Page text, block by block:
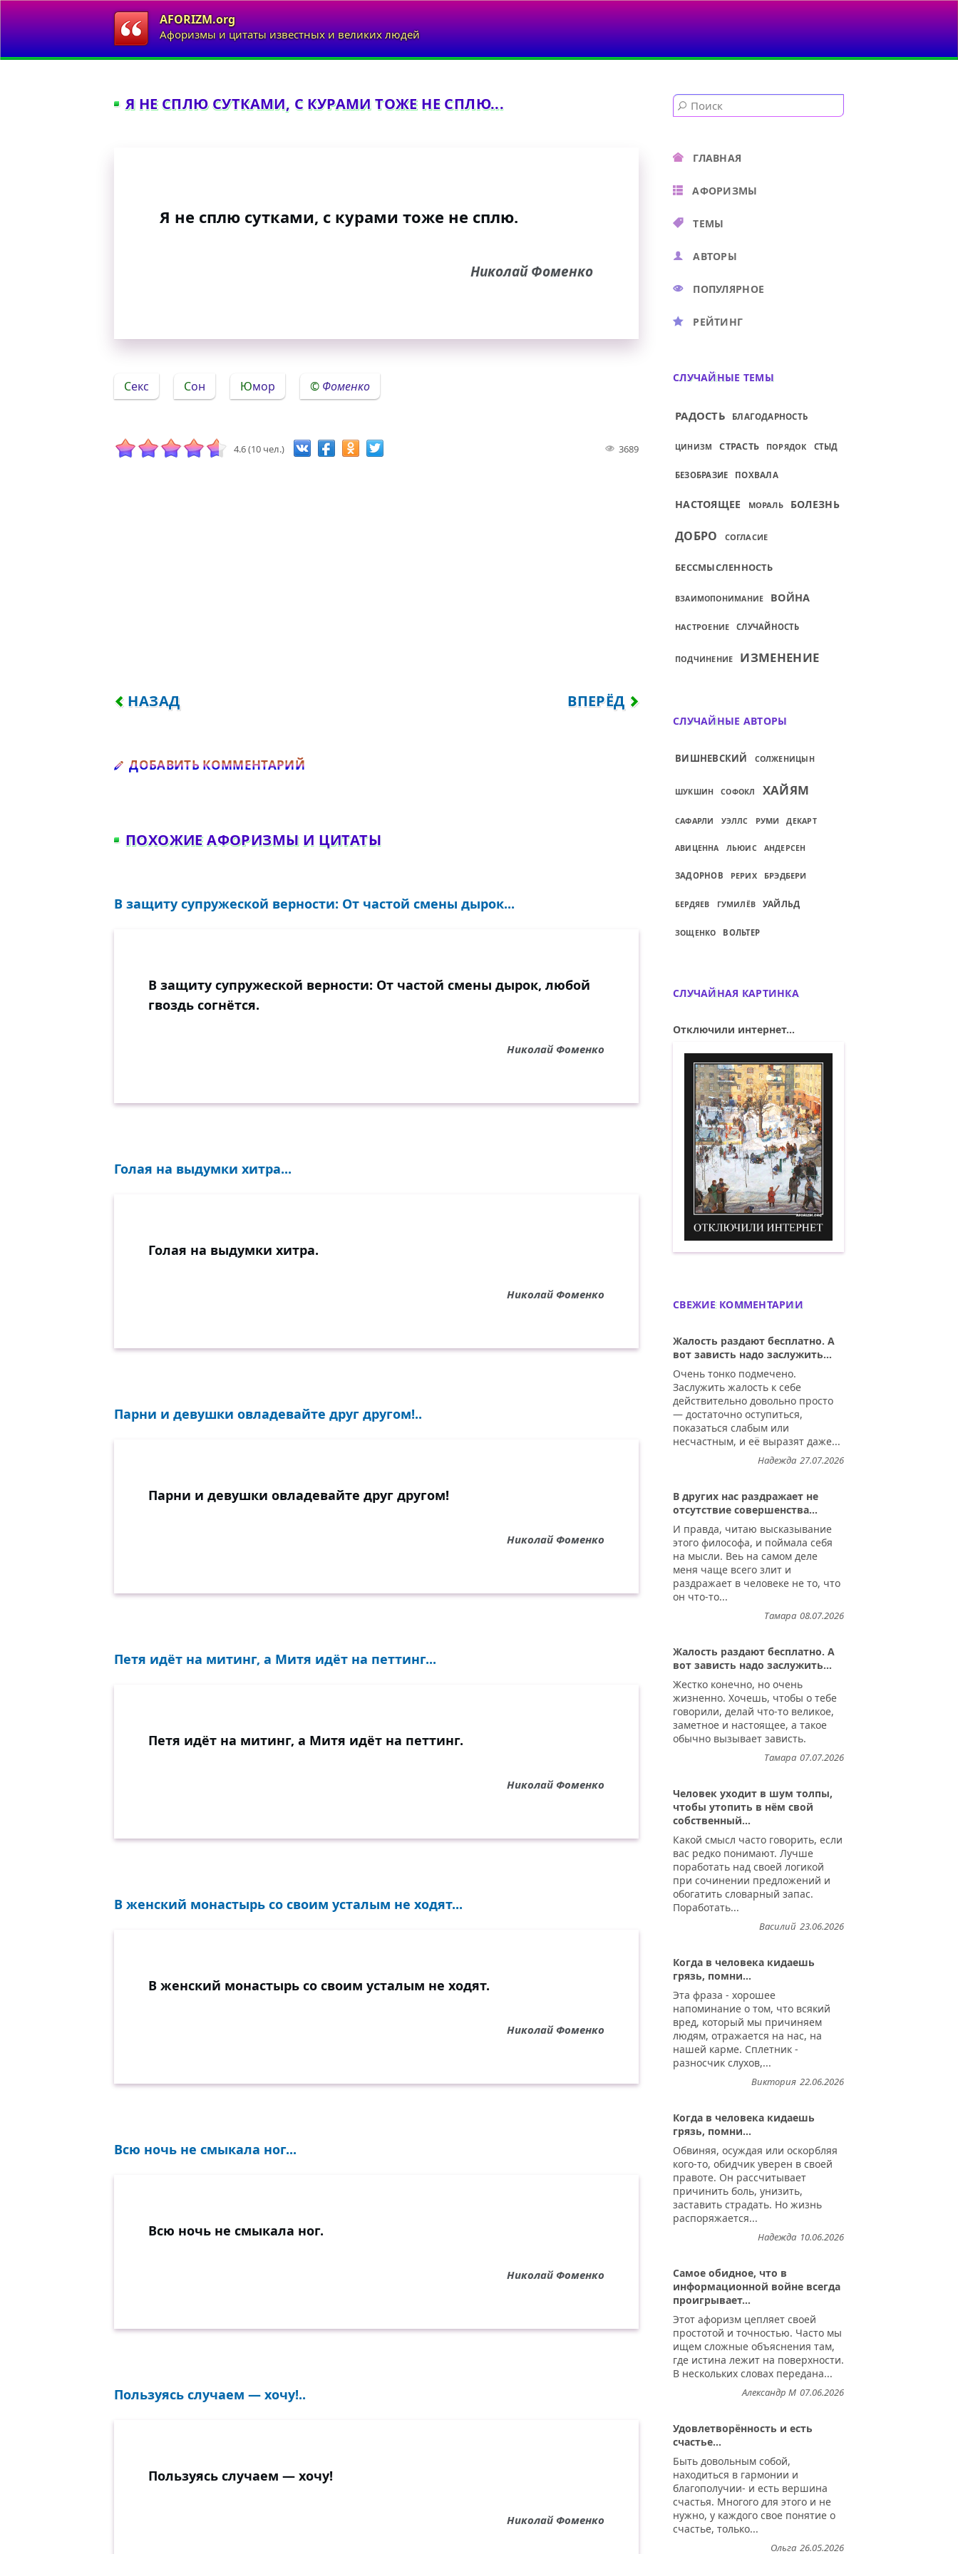
AFORIZM.org
Афоризмы и цитаты известных и великих людей
Я НЕ СПЛЮ СУТКАМИ, С КУРАМИ ТОЖЕ НЕ СПЛЮ...
Я не сплю сутками, с курами тоже не сплю.
Николай Фоменко
Секс Сон Юмор Фоменко
4.6 (10 чел.) 3689
ПРЕДЫДУЩИЙ: НА ЗАРЕ ДВАДЦАТЬ ПЕРВОГО ВЕКА, КОГДА ЖИЗНЬ НЕПОСИЛЬНА УМУ...
НАЗАД СЛЕДУЮЩИЙ: Я ЛЮБЛЮ ТЕБЯ ЖИЗНЬ! НУ А ТЫ
ВПЕРЁД
ДОБАВИТЬ КОММЕНТАРИЙ
ПОХОЖИЕ АФОРИЗМЫ И ЦИТАТЫ
В защиту супружеской верности: От частой смены дырок...
В защиту супружеской верности: От частой смены дырок, любой
гвоздь согнётся.
Николай Фоменко
Голая на выдумки хитра...
Голая на выдумки хитра.
Николай Фоменко
Парни и девушки овладевайте друг другом!..
Парни и девушки овладевайте друг другом!
Николай Фоменко
Петя идёт на митинг, а Митя идёт на петтинг...
Петя идёт на митинг, а Митя идёт на петтинг.
Николай Фоменко
В женский монастырь со своим усталым не ходят...
В женский монастырь со своим усталым не ходят.
Николай Фоменко
Всю ночь не смыкала ног...
Всю ночь не смыкала ног.
Николай Фоменко
Пользуясь случаем — хочу!..
Пользуясь случаем — хочу!
Николай Фоменко
ГЛАВНАЯ
АФОРИЗМЫ
ТЕМЫ
АВТОРЫ
ПОПУЛЯРНОЕ
РЕЙТИНГ
СЛУЧАЙНЫЕ ТЕМЫ
РАДОСТЬ БЛАГОДАРНОСТЬ
ЦИНИЗМ СТРАСТЬ ПОРЯДОК СТЫД
БЕЗОБРАЗИЕ ПОХВАЛА
НАСТОЯЩЕЕ МОРАЛЬ БОЛЕЗНЬ
ДОБРО СОГЛАСИЕ
БЕССМЫСЛЕННОСТЬ
ВЗАИМОПОНИМАНИЕ ВОЙНА
НАСТРОЕНИЕ СЛУЧАЙНОСТЬ
ПОДЧИНЕНИЕ ИЗМЕНЕНИЕ
СЛУЧАЙНЫЕ АВТОРЫ
ВИШНЕВСКИЙ СОЛЖЕНИЦЫН
ШУКШИН СОФОКЛ ХАЙЯМ
САФАРЛИ УЭЛЛС РУМИ ДЕКАРТ
АВИЦЕННА ЛЬЮИС АНДЕРСЕН
ЗАДОРНОВ РЕРИХ БРЭДБЕРИ
БЕРДЯЕВ ГУМИЛЁВ УАЙЛЬД
ЗОЩЕНКО ВОЛЬТЕР
СЛУЧАЙНАЯ КАРТИНКА
Отключили интернет...
Отключили интернет. Демотиватор
СВЕЖИЕ КОММЕНТАРИИ
Жалость раздают бесплатно. А
вот зависть надо заслужить...
Очень тонко подмечено.
Заслужить жалость к себе
действительно довольно просто
— достаточно оступиться,
показаться слабым или
несчастным, и её выразят даже...
27.07.2026
Надежда
В других нас раздражает не
отсутствие совершенства...
И правда, читаю высказывание
этого философа, и поймала себя
на мысли. Веь на самом деле
меня чаще всего злит и
раздражает в человеке не то, что
он что-то...
08.07.2026
Тамара
Жалость раздают бесплатно. А
вот зависть надо заслужить...
Жестко конечно, но очень
жизненно. Хочешь, чтобы о тебе
говорили, делай что-то великое,
заметное и настоящее, а такое
обычно вызывает зависть.
07.07.2026
Тамара
Человек уходит в шум толпы,
чтобы утопить в нём свой
собственный...
Какой смысл часто говорить, если
вас редко понимают. Лучше
поработать над своей логикой
при сочинении предложений и
обогатить словарный запас.
Поработать...
23.06.2026
Василий
Когда в человека кидаешь
грязь, помни...
Эта фраза - хорошее
напоминание о том, что всякий
вред, который мы причиняем
людям, отражается на нас, на
нашей карме. Сплетник -
разносчик слухов,...
22.06.2026
Виктория
Когда в человека кидаешь
грязь, помни...
Обвиняя, осуждая или оскорбляя
кого-то, обидчик уверен в своей
правоте. Он рассчитывает
причинить боль, унизить,
заставить страдать. Но жизнь
распоряжается...
10.06.2026
Надежда
Самое обидное, что в
информационной войне всегда
проигрывает...
Этот афоризм цепляет своей
простотой и точностью. Часто мы
ищем сложные объяснения там,
где истина лежит на поверхности.
В нескольких словах передана...
07.06.2026
Александр М
Удовлетворённость и есть
счастье...
Быть довольным собой,
находиться в гармонии и
благополучии- и есть вершина
счастья. Многого для этого и не
нужно, у каждого свое понятие о
счастье, только...
26.05.2026
Ольга